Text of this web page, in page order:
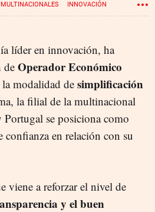
MULTINACIONALES INNOVACIÓN
líder en innovación, ha
de Operador Económico
la modalidad de simplificación
la filial de la multinacional
Portugal se posiciona como
confianza en relación con su
viene a reforzar el nivel de
y el buen